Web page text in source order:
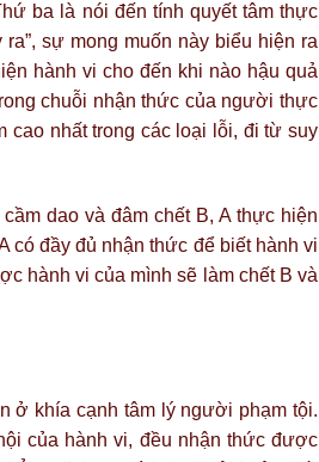
ba là nói đến tính quyết tâm thực
sự mong muốn này biểu hiện ra
hành vi cho đến khi nào hậu quả
chuỗi nhận thức của người thực
cao nhất trong các loại lỗi, đi từ suy
dao và đâm chết B, A thực hiện
có đầy đủ nhận thức để biết hành vi
hành vi của mình sẽ làm chết B và
ở khía cạnh tâm lý người phạm tội.
của hành vi, đều nhận thức được